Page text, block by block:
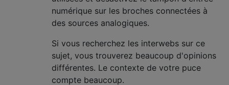
numérique sur les broches connectées à
des sources analogiques.
Si vous recherchez les interwebs sur ce
sujet, vous trouverez beaucoup d'opinions
différentes. Le contexte de votre puce
compte beaucoup.